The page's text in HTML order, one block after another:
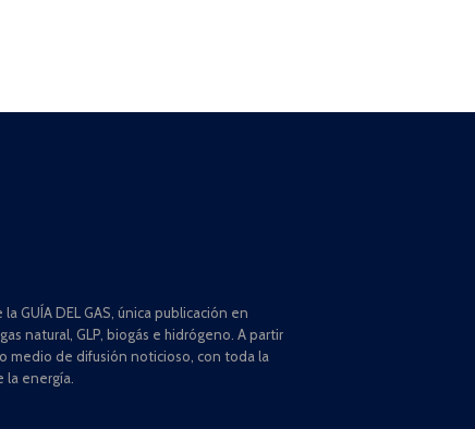
GUÍA DEL GAS, única publicación en
natural, GLP, biogás e hidrógeno. A partir
medio de difusión noticioso, con toda la
energía.